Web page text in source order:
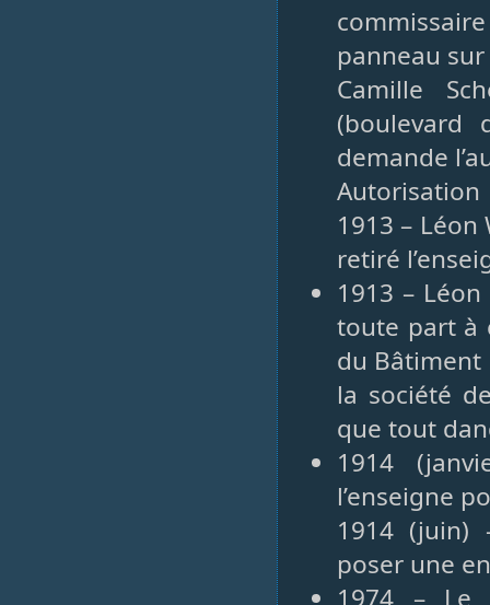
panneau
Camille
(boulevard
demande
Autorisation
1913 –
retiré
1913 –
toute part à
du
la société
que tout
1914
l’enseigne
1914 (juin)
poser une